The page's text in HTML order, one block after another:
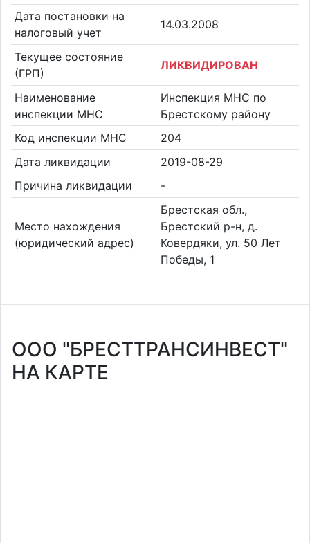
Дата постановки на
налоговый учет
14.03.2008
Текущее состояние
(ГРП)
ЛИКВИДИРОВАН
Наименование
инспекции МНС
Инспекция МНС по
Брестскому району
Код инспекции МНС
204
Дата ликвидации
2019-08-29
Причина ликвидации
-
Место нахождения
(юридический адрес)
Брестская обл.,
Брестский р-н, д.
Ковердяки, ул. 50 Лет
Победы, 1
ООО "БРЕСТТРАНСИНВЕСТ"
НА КАРТЕ